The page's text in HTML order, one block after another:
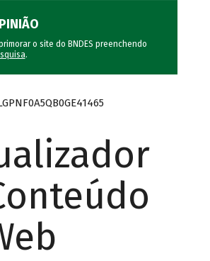
o site do BNDES preenchendo
.